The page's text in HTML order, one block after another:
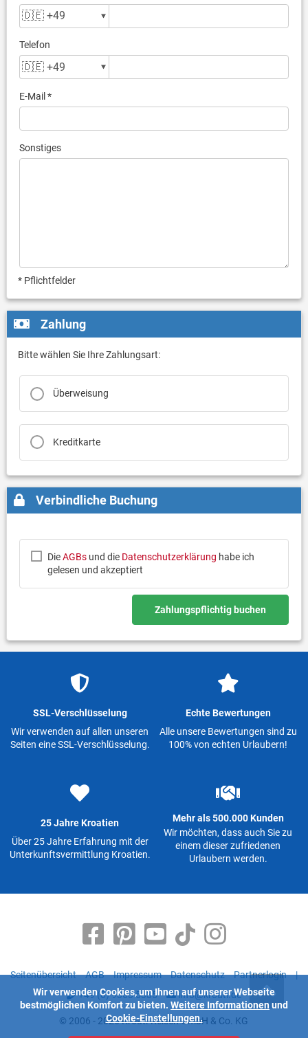
Telefon
E-Mail *
Sonstiges
* Pflichtfelder
Zahlung
Bitte wählen Sie Ihre Zahlungsart:
Überweisung
Kreditkarte
Verbindliche Buchung
DieAGBsund die Datenschutzerklärung habe ich
gelesen und akzeptiert
Zahlungspflichtig buchen
SSL-Verschlüsselung
Wir verwenden auf allen unseren
Seiten eine SSL-Verschlüsselung.
Echte Bewertungen
Alle unsere Bewertungen sind zu
100% von echten Urlaubern!
25 Jahre Kroatien
Über 25 Jahre Erfahrung mit der
Unterkunftsvermittlung Kroatien.
Mehr als 500.000 Kunden
Wir möchten, dass auch Sie zu
einem dieser zufriedenen
Urlaubern werden.
Seitenübersicht AGB Impressum Datenschutz Partnerlogin
|
+49 (0) 9363 5335
info@kroati.de
© 2006 - 2026 Kroati-Reisen GmbH & Co. KG
Wir verwenden Cookies, um Ihnen auf unserer Webseite
bestmöglichen Komfort zu bieten. Weitere Informationen und
Cookie-Einstellungen.